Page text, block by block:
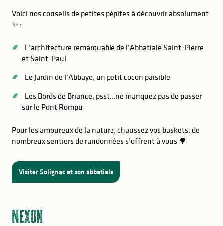
Voici nos conseils de petites pépites à découvrir absolument
✨ :
L’architecture remarquable de l’Abbatiale Saint-Pierre
et Saint-Paul
Le Jardin de l’Abbaye, un petit cocon paisible
Les Bords de Briance, psst…ne manquez pas de passer
sur le Pont Rompu
Pour les amoureux de la nature, chaussez vos baskets, de
nombreux sentiers de randonnées s’offrent à vous 🌳
Visiter Solignac et son abbatiale
Nexon